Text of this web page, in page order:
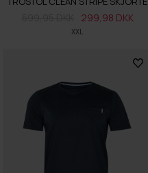
XXL
299,98 DKK